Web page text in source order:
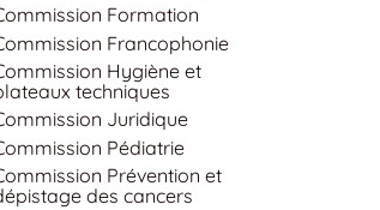
Formation
Francophonie
Hygiène et
techniques
Juridique
Pédiatrie
Prévention et
des cancers